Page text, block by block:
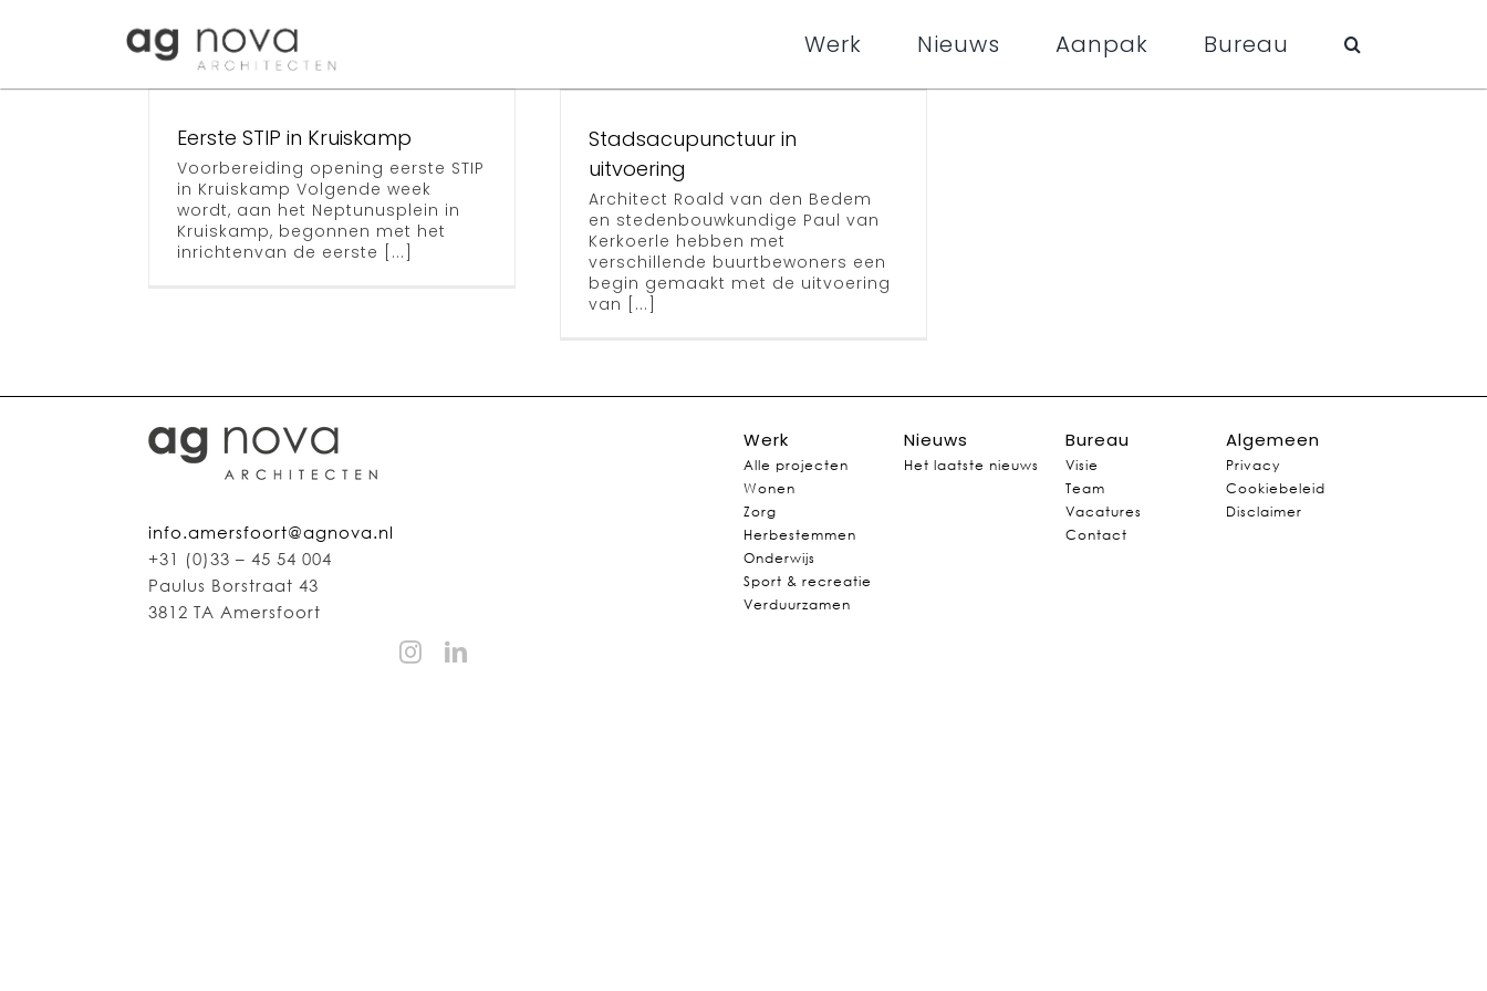
Werk Nieuws Aanpak Bureau
Eerste STIP in Kruiskamp
Voorbereiding opening eerste STIP
in Kruiskamp Volgende week
wordt, aan het Neptunusplein in
Kruiskamp, begonnen met het
inrichtenvan de eerste [...]
Stadsacupunctuur
in uitvoering
Archief
Stadsacupunctuur in
uitvoering
Architect Roald van den Bedem
en stedenbouwkundige Paul van
Kerkoerle hebben met
verschillende buurtbewoners een
begin gemaakt met de uitvoering
van [...]
info.amersfoort@agnova.nl
+31 (0)33 – 45 54 004
Paulus Borstraat 43
3812 TA Amersfoort
Werk
Alle projecten
Wonen
Zorg
Herbestemmen
Onderwijs
Sport & recreatie
Verduurzamen
Nieuws
Het laatste nieuws
Bureau
Visie
Team
Vacatures
Contact
Algemeen
Privacy
Cookiebeleid
Disclaimer